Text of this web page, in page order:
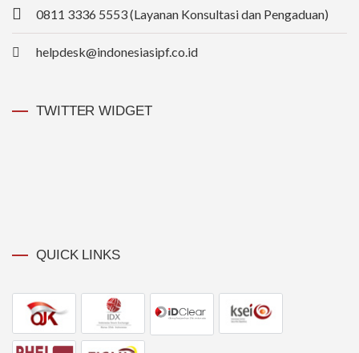
0811 3336 5553 (Layanan Konsultasi dan Pengaduan)
helpdesk@indonesiasipf.co.id
TWITTER WIDGET
QUICK LINKS